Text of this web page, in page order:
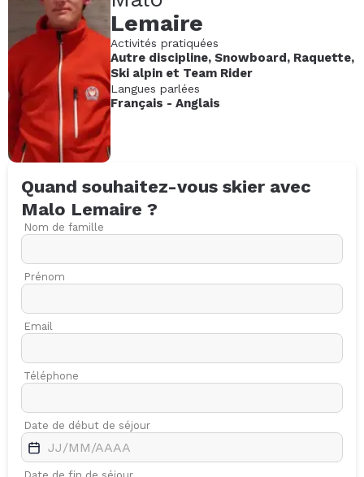
Lemaire
Activités pratiquées
Autre discipline,Snowboard, Raquette,
Ski alpin et Team Rider
Langues parlées
Français -Anglais
Quand souhaitez-vous skier avec
Malo Lemaire ?
Nom de famille
Prénom
Email
Téléphone
Date de début de séjour